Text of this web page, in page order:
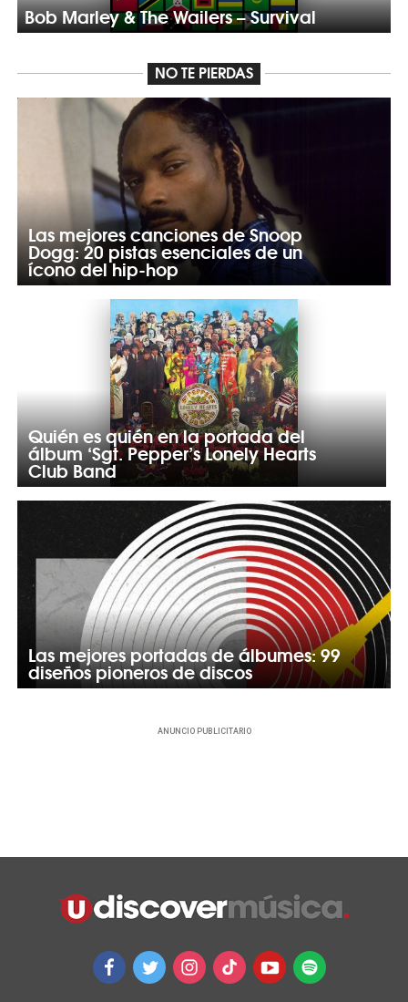
Bob Marley & The Wailers – Survival
NO TE PIERDAS
Las mejores canciones de Snoop
Dogg: 20 pistas esenciales de un
ícono del hip-hop
Quién es quién en la portada del
álbum ‘Sgt. Pepper’s Lonely Hearts
Club Band
Las mejores portadas de álbumes: 99
diseños pioneros de discos
ANUNCIO PUBLICITARIO